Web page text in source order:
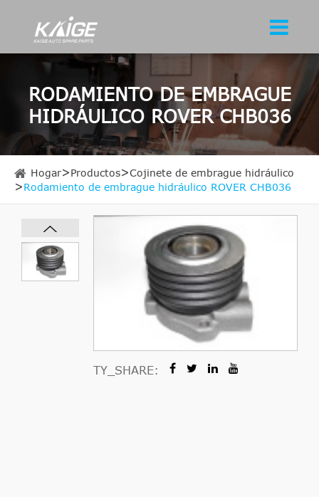
RODAMIENTO DE EMBRAGUE
HIDRÁULICO ROVER CHB036
Hogar Productos
Cojinete de embrague hidráulico
Rodamiento de embrague hidráulico ROVER CHB036
TY_SHARE: